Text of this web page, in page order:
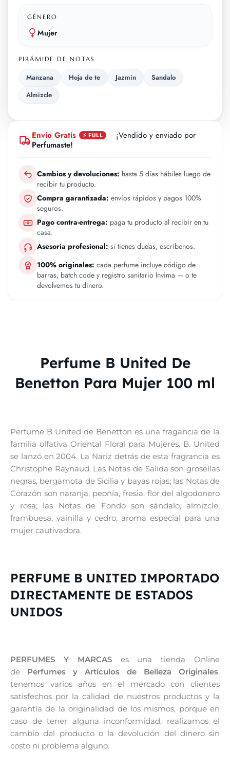
GÉNERO
Mujer
PIRÁMIDE DE NOTAS
Manzana Hoja de te Jazmin
Sandalo
Almizcle
Envío Gratis ⚡ FULL
· ¡Vendido y enviado por
Perfumaste!
Cambios y devoluciones: hasta 5 días hábiles luego de
recibir tu producto.
Compra garantizada: envíos rápidos y pagos 100%
seguros.
Pago contra-entrega: paga tu producto al recibir en tu
casa.
Asesoría profesional: si tienes dudas, escríbenos.
100% originales: cada perfume incluye código de
barras, batch code y registro sanitario Invima — o te
devolvemos tu dinero.
Perfume B United De
Benetton Para Mujer 100 ml
Perfume B United de Benetton es una fragancia de la
familia olfativa Oriental Floral para Mujeres. B. United
se lanzó en 2004. La Nariz detrás de esta fragrancia es
Christophe Raynaud. Las Notas de Salida son grosellas
negras, bergamota de Sicilia y bayas rojas; las Notas de
Corazón son naranja, peonía, fresia, flor del algodonero
y rosa; las Notas de Fondo son sándalo, almizcle,
frambuesa, vainilla y cedro, aroma especial para una
mujer cautivadora.
PERFUME B UNITED IMPORTADO
DIRECTAMENTE DE ESTADOS
UNIDOS
PERFUMES Y MARCASes una tienda Online
de Perfumes y Artículos de Belleza Originales,
tenemos varios años en el mercado con clientes
satisfechos por la calidad de nuestros productos y la
garantía de la originalidad de los mismos, porque en
caso de tener alguna inconformidad, realizamos el
cambio del producto o la devolución del dinero sin
costo ni problema alguno.